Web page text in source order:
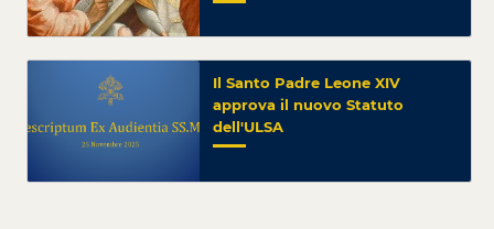
Il Santo Padre Leone XIV
approva il nuovo Statuto
dell'ULSA